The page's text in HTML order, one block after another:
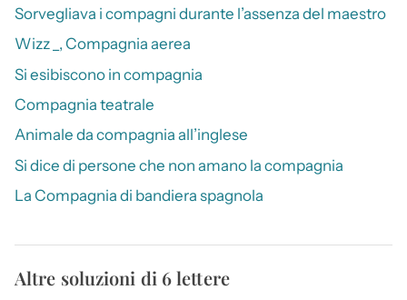
Sorvegliava i compagni durante l’assenza del maestro
Wizz _, Compagnia aerea
Si esibiscono in compagnia
Compagnia teatrale
Animale da compagnia all’inglese
Si dice di persone che non amano la compagnia
La Compagnia di bandiera spagnola
Altre soluzioni di 6 lettere